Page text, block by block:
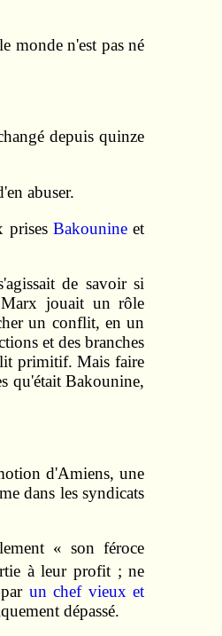
monde n'est pas né
depuis quinze
abuser.
prises Bakounineet
de savoir si
jouait un rôle
un conflit, en un
et des branches
primitif. Mais faire
qu'était Bakounine,
d'Amiens, une
dans les syndicats
« son féroce
à leur profit ; ne
un chef vieux et
dépassé.